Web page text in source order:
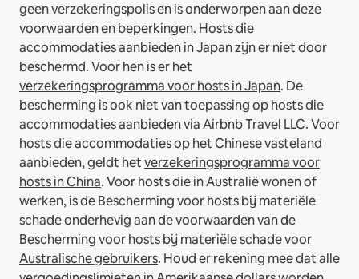
geen verzekeringspolis en is onderworpen aan deze
voorwaarden en beperkingen. Hosts die
accommodaties aanbieden in Japan zijn er niet door
beschermd. Voor hen is er het
verzekeringsprogramma voor hosts in Japan. De
bescherming is ook niet van toepassing op hosts die
accommodaties aanbieden via Airbnb Travel LLC.Voor
hosts die accommodaties op het Chinese vasteland
aanbieden, geldt hetverzekeringsprogramma voor
hosts in China.Voor hosts die in Australië wonen of
werken, is de Bescherming voor hosts bij materiële
schade onderhevig aan de voorwaarden van de
Bescherming voor hosts bij materiële schade voor
Australische gebruikers. Houd er rekening mee dat alle